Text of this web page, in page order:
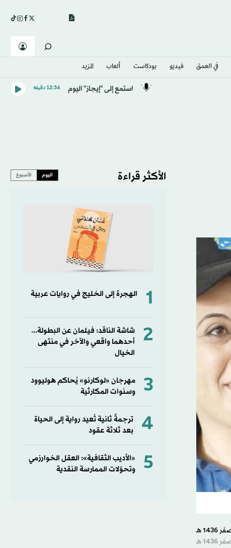
في العمق فيديو بودكاست ألعاب المزيد
استمع إلى "إيجاز" اليوم 12:34 دقيقه
الأكثر قراءة اليوم الأسبوع
1 الهجرة إلى الخليج في روايات عربية
2
شاشة الناقد: فيلمان عن البطولة...
أحدهما واقعي والآخر في منتهى
الخيال
3
مهرجان «لوكارنو» يُحاكم هوليوود
وسنوات المكارثية
4
ترجمةٌ ثانية تُعيد رواية إلى الحياة
بعد ثلاثة عقود
5
«الأديب الثقافية»: العقل الخوارزمي
وتحوّلات الممارسة النقدية